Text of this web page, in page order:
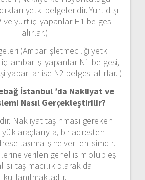
yetki belgeleridir. Yurt dışı
ve yurt içi yapanlar H1 belgesi
alırlar.)
(Ambar işletmeciliği yetki
ambar işi yapanlar N1 belgesi,
yapanlar ise N2 belgesi alırlar. )
İstanbul ’da Nakliyat ve
Nasıl Gerçekleştirilir?
Nakliyat taşınması gereken
yük araçlarıyla, bir adresten
taşıma işine verilen isimdir.
verilen genel isim olup eş
taşımacılık olarak da
kullanılmaktadır.